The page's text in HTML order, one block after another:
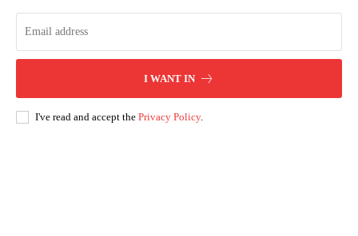
I WANT IN
I've read and accept the Privacy Policy.